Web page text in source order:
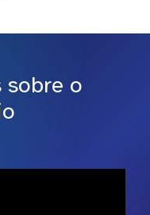
sobre o